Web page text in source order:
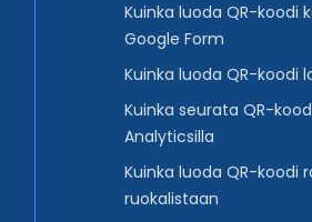
Kuinka luoda QR-koodi
Google Form
Kuinka luoda QR-koodi
Kuinka seurata QR-
Analyticsilla
Kuinka luoda QR-koodi
ruokalistaan